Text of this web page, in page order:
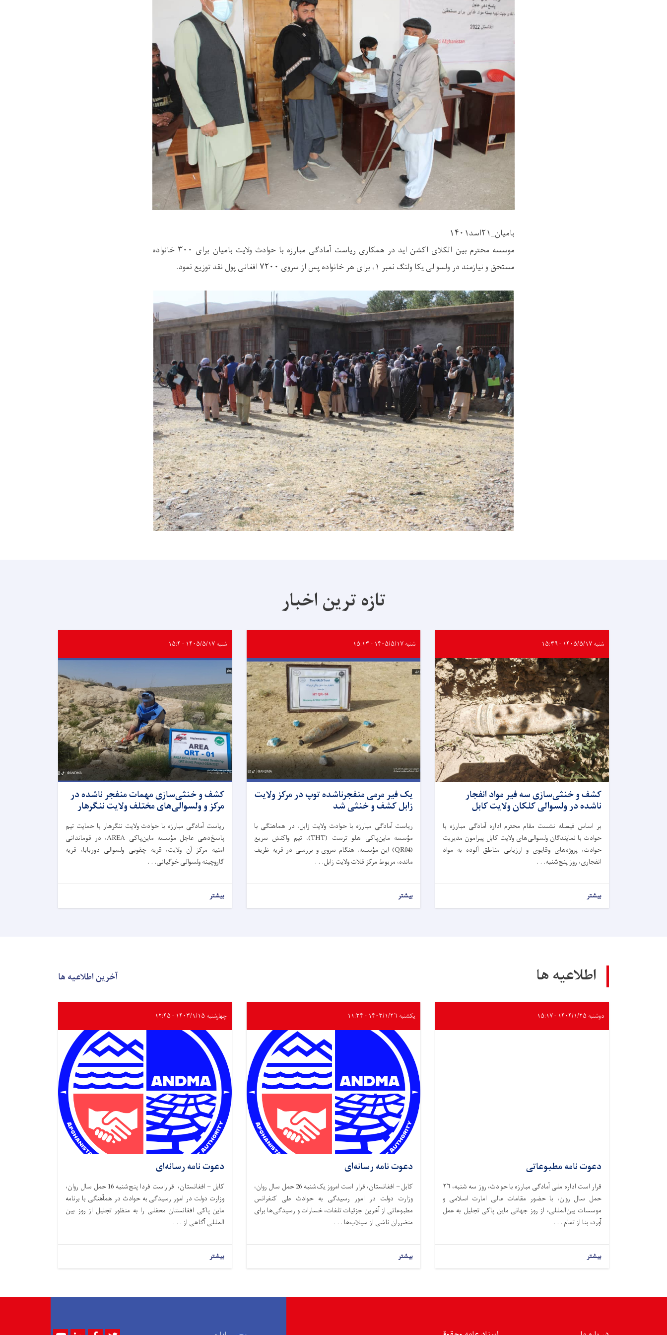
بامیان_۲۱اسد۱۴۰۱
موسسه محترم بین الکلای اکشن اید در همکاری ریاست آمادگی مبارزه با حوادث ولایت بامیان برای ۳۰۰ خانواده
مستحق و نیازمند در ولسوالی یکا ولنگ نمبر ۱، برای هر خانواده پس از سروی ۷۲۰۰ افغانی پول نقد توزیع نمود.
تازه ترین اخبار
شنبه ۱۴۰۵/۵/۱۷ - ۱۵:۳۹
کشف و خنثی‌سازی سه فیر مواد انفجار
ناشده در ولسوالی کلکان ولایت کابل
بر اساس فیصله نشست مقام محترم اداره آمادگی مبارزه با
حوادث با نمایندگان ولسوالی‌های ولایت کابل پیرامون مدیریت
حوادث، پروژه‌های وقایوی و ارزیابی مناطق آلوده به مواد
انفجاری، روز پنج‌شنبه. . .
بیشتر
شنبه ۱۴۰۵/۵/۱۷ - ۱۵:۱۳
یک فیر مرمی منفجرناشده توپ در مرکز ولایت
زابل کشف و خنثی شد
ریاست آمادگی مبارزه با حوادث ولایت زابل، در هماهنگی با
مؤسسه ماین‌پاکی هلو ترست (THT)، تیم واکنش سریع
(QR04) این مؤسسه، هنگام سروی و بررسی در قریه ظریف
مانده، مربوط مرکز قلات ولایت زابل. . .
بیشتر
شنبه ۱۴۰۵/۵/۱۷ - ۱۵:۴
کشف و خنثی‌سازی مهمات منفجر ناشده در
مرکز و ولسوالی‌های مختلف ولایت ننگرهار
ریاست آمادگی مبارزه با حوادث ولایت ننگرهار با حمایت تیم
پاسخ‌دهی عاجل مؤسسه ماین‌پاکی AREA، در قوماندانی
امنیه مرکز آن ولایت، قریه چقو‌بی ولسوالی دوربابا، قریه
گاروچینه ولسوالی خوگیانی. . .
بیشتر
اطلاعیه ها آخرین اطلاعیه ها
دوشنبه ۱۴۰۴/۱/۲۵ - ۱۵:۱۷
دعوت نامه مطبوعاتی
قرار است اداره ملی آمادگی مبارزه با حوادث،‌ روز سه شنبه، ۲۶
حمل سال روان، با حضور مقامات عالی امارت اسلامی و
موسسات بین‌المللی، از روز جهانی ماین پاکی تجلیل به عمل
آورد، بنا از تمام . . .
بیشتر
یکشنبه ۱۴۰۳/۱/۲۶ - ۱۱:۳۴
دعوت نامه رسانه‌ای
کابل – افغانستان، قرار است امروز یک‌شنبه 26 حمل سال روان،
وزارت دولت در امور رسیدگی به حوادث طی کنفرانس
مطبوعاتی از آخرین جزئیات تلفات، خسارات و رسیدگی‌ها برای
متضرران ناشی از سیلاب‌ها . . .
بیشتر
چهارشنبه ۱۴۰۳/۱/۱۵ - ۱۲:۴۵
دعوت نامه رسانه‌ای
کابل – افغانستان، قراراست فردا پنج‌شنبه 16 حمل سال روان،
وزارت دولت در امور رسیدگی به حوادث در همآهنگی با برنامه
ماین پاکی افغانستان محفلی را به منظور تجلیل از روز بین
المللی آگاهی از . . .
بیشتر